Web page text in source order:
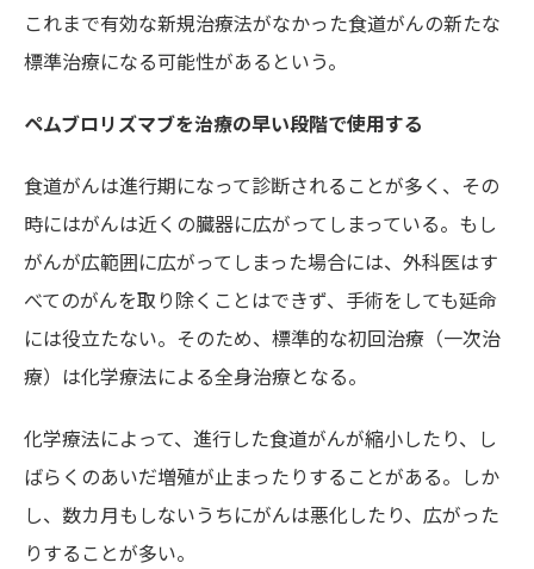
これまで有効な新規治療法がなかった食道がんの新たな
標準治療になる可能性があるという。
ペムブロリズマブを治療の早い段階で使用する
食道がんは進行期になって診断されることが多く、その
時にはがんは近くの臓器に広がってしまっている。もし
がんが広範囲に広がってしまった場合には、外科医はす
べてのがんを取り除くことはできず、手術をしても延命
には役立たない。そのため、標準的な初回治療（一次治
療）は化学療法による全身治療となる。
化学療法によって、進行した食道がんが縮小したり、し
ばらくのあいだ増殖が止まったりすることがある。しか
し、数カ月もしないうちにがんは悪化したり、広がった
りすることが多い。